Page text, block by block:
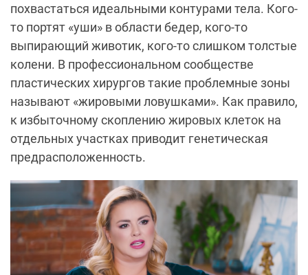
похвастаться идеальными контурами тела. Кого-
то портят «уши» в области бедер, кого-то
выпирающий животик, кого-то слишком толстые
колени. В профессиональном сообществе
пластических хирургов такие проблемные зоны
называют «жировыми ловушками». Как правило,
к избыточному скоплению жировых клеток на
отдельных участках приводит генетическая
предрасположенность.